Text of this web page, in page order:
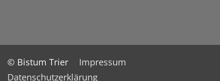
© Bistum Trier
Impressum
Datenschutzerklärung